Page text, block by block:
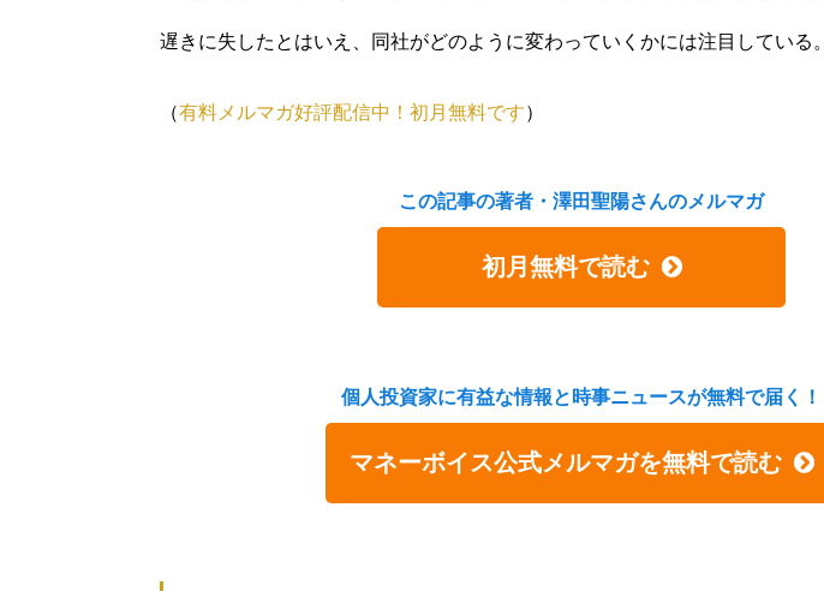
遅きに失したとはいえ、同社がどのように変わっていくかには注目している。
（有料メルマガ好評配信中！初月無料です）
この記事の著者・澤田聖陽さんのメルマガ
初月無料で読む
個人投資家に有益な情報と時事ニュースが無料で届く！
マネーボイス公式メルマガを無料で読む